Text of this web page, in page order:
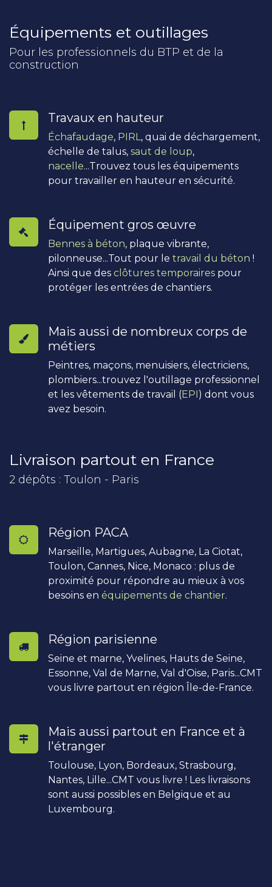
Équipements et outillages
Pour les professionnels du BTP et de la
construction
Travaux en hauteur
Échafaudage, PIRL, quai de déchargement,
échelle de talus, saut de loup,
nacelle...Trouvez tous les équipements
pour travailler en hauteur en sécurité.
Équipement gros œuvre
Bennes à béton, plaque vibrante,
pilonneuse...Tout pour le travail du béton !
Ainsi que des clôtures temporaires pour
protéger les entrées de chantiers.
Mais aussi de nombreux corps de
métiers
Peintres, maçons, menuisiers, électriciens,
plombiers...trouvez l'outillage professionnel
et les vêtements de travail (EPI ) dont vous
avez besoin.
Livraison partout en France
2 dépôts : Toulon - Paris
Région PACA
Marseille, Martigues, Aubagne, La Ciotat,
Toulon, Cannes, Nice, Monaco : plus de
proximité pour répondre au mieux à vos
besoins en équipements de chantier.
Région parisienne
Seine et marne, Yvelines, Hauts de Seine,
Essonne, Val de Marne, Val d'Oise, Paris...CMT
vous livre partout en région Île-de-France.
Mais aussi partout en France et à
l'étranger
Toulouse, Lyon, Bordeaux, Strasbourg,
Nantes, Lille...CMT vous livre ! Les livraisons
sont aussi possibles en Belgique et au
Luxembourg.